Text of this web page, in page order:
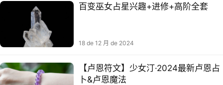
百变巫女占星兴趣+进修+高阶全套
18 de 12 月 de 2024
【卢恩符文】少女汀·2024最新卢恩占
卜&卢恩魔法